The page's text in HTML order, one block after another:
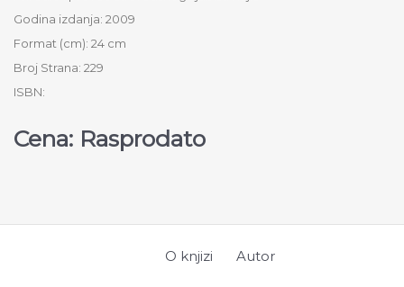
Godina izdanja: 2009
Format (cm): 24 cm
Broj Strana: 229
ISBN:
Cena: Rasprodato
O knjizi Autor